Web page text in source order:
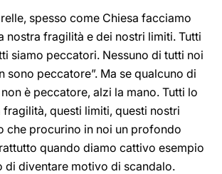
spesso come Chiesa facciamo
nostra fragilità e dei nostri limiti. Tutti
siamo peccatori. Nessuno di tutti noi
sono peccatore”. Ma se qualcuno di
è peccatore, alzi la mano. Tutti lo
fragilità, questi limiti, questi nostri
che procurino in noi un profondo
quando diamo cattivo esempio
di diventare motivo di scandalo.